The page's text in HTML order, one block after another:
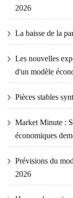
2026
La baisse de la
Les nouvelles
d'un modèle
Pièces stables
Market Minute :
économiques
Prévisions du
2026